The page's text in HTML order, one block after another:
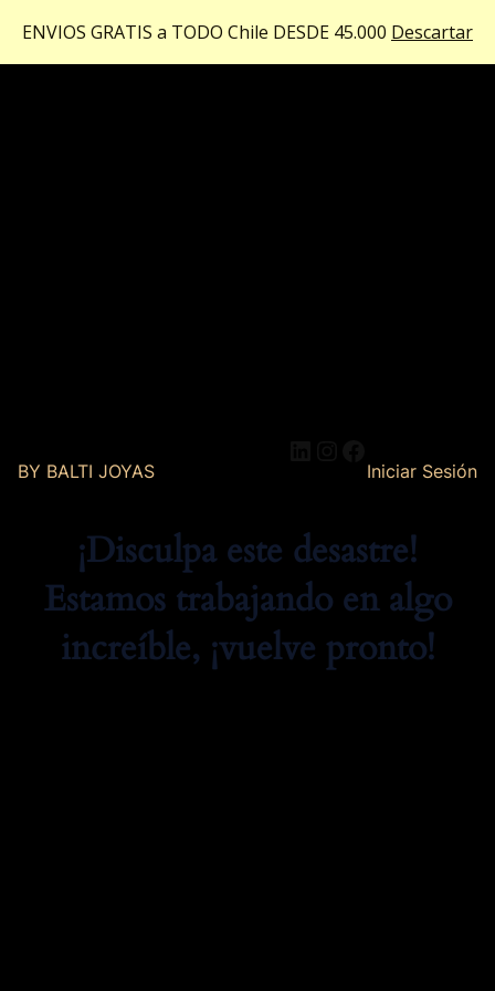
BY BALTI JOYAS Iniciar Sesión
¡Disculpa este desastre!
Estamos trabajando en algo
increíble, ¡vuelve pronto!
ENVIOS GRATIS a TODO Chile DESDE 45.000 Descartar